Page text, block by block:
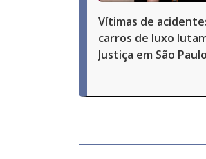
Vítimas de
carros de luxo
Justiça em São Paulo